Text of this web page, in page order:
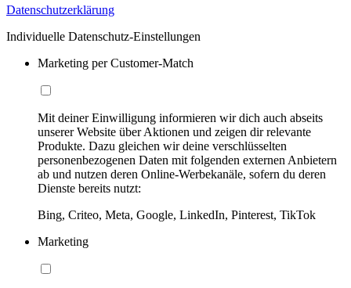
Datenschutzerklärung
Individuelle Datenschutz-Einstellungen
Marketing per Customer-Match
Mit deiner Einwilligung informieren wir dich auch abseits
unserer Website über Aktionen und zeigen dir relevante
Produkte. Dazu gleichen wir deine verschlüsselten
personenbezogenen Daten mit folgenden externen Anbietern
ab und nutzen deren Online-Werbekanäle, sofern du deren
Dienste bereits nutzt:
Bing, Criteo, Meta, Google, LinkedIn, Pinterest, TikTok
Marketing